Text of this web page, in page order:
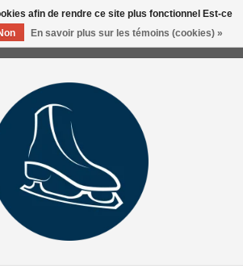
0 Articles - 0,00$CA
afin de rendre ce site plus fonctionnel Est-ce
En savoir plus sur les témoins (cookies) »